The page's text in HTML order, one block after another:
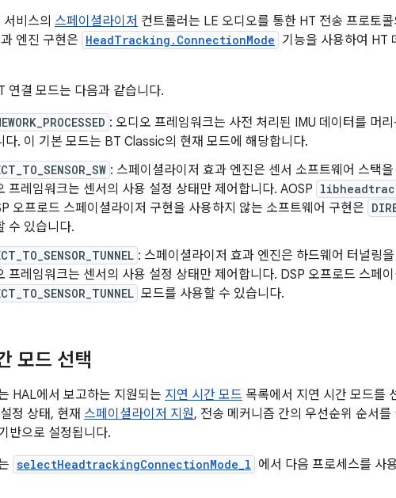
비스의 스페이셜라이저 컨트롤러는 LE 오디오를 통한 HT 전송 프로토
엔진 구현은 HeadTracking.ConnectionMode 기능을 사용하여 HT
연결 모드는 다음과 같습니다.
: 오디오 프레임워크는 사전 처리된 IMU 데이터를 머
다. 이 기본 모드는 BT Classic의 현재 모드에 해당합니다.
: 스페이셜라이저 효과 엔진은 센서 소프트웨어 스택
프레임워크는 센서의 사용 설정 상태만 제어합니다. AOSP
오프로드 스페이셜라이저 구현을 사용하지 않는 소프트웨어 구현은
수 있습니다.
: 스페이셜라이저 효과 엔진은 하드웨어 터널링
프레임워크는 센서의 사용 설정 상태만 제어합니다. DSP 오프로드 스페
모드를 사용할 수 있습니다.
모드 선택
HAL에서 보고하는 지원되는 지연 시간 모드 목록에서 지연 시간 모드를
정 상태, 현재 스페이셜라이저 지원, 전송 메커니즘 간의 우선순위 순서를
반으로 설정됩니다.
selectHeadtrackingConnectionMode_l 에서 다음 프로세스를 사